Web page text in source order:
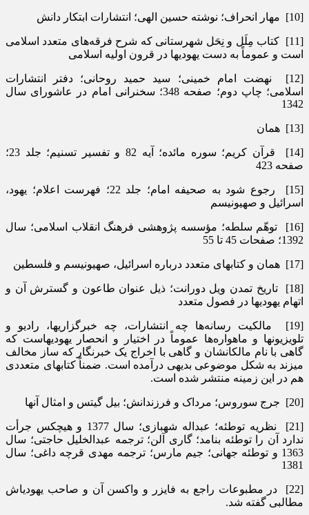
[10] مهار انحراف؛ نوشته حسین الهی؛ انتشارات ابتکار دانش
[11] کتاب مِلَل و نِحَل شهرستانی که شرح فرقه­‌های متعدد اسلامی
است و عموماً به دست یهودی­ها در قرون اولیه اسلامی
[12] نهضت امام خمینی؛ سید حمید روحانی؛ دفتر انتشارات
اسلامی؛ چاپ دوم؛ صفحه 348؛ سخنرانی امام در عاشورای سال
1342
[13] همان
[14] قرآن­ کریم؛ سوره مائده؛ آیه 82 و تفسیر تسنیم؛ جلد 23؛
صفحه 423
[15] رجوع شود به صحیفه امام؛ جلد 22؛ فهرست اعلام؛ یهود،
اسرائیل و صهیونیسم
[16] توهّم سلطه؛ مؤسسه پژوهشی فرهنگ انقلاب اسلامی؛ سال
1392؛ صفحات 45 تا 55
[17] همان و کتاب­های متعدد درباره اسرائیل، صهیونیسم و فلسطین
[18] تاریخ تمدن ویل دورانت؛ ذیل عنوان طاعون و گسترش آن و
اتهام یهودی­ها در فصول متعدد
[19] مالکیت رسانه­‌ها چه انتشارات، چه خبرگزاری­ها، رادیو و
تلویزیون­ها و ماهواره­‌ها عموماً در اختیار و انحصار یهودی­هاست که
گاهی با نام مالکانشان و گاهی با اخراج یک خبرنگار که ساز مخالف
می­زند به شکل موضوعی بدیهی درآمده است. ضمناً کتاب­های متعددی
هم در این زمینه منتشر شده است.
[20] جرج سوروس؛ مرداک و فرزندانش؛ بیل گیتس و امثال آنها
[21] نظریه توطئه؛ عبداله شهبازی؛ سال 1377 و هیچکس جرأت
ندارد آن را توطئه بنامد؛ گاری آلن؛ ترجمه عبدالخلیل حاجتی؛ سال
1363 و توطئه جهانی؛ جیم مارس؛ ترجمه مهدی قرچه داغی؛ سال
1381
[22] در مطبوعات راجع به فایزر و واکسن آن و صاحب یهودی­اش
مطالبی گفته شد.